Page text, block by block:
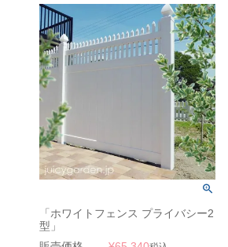
「ホワイトフェンス プライバシー2
型」